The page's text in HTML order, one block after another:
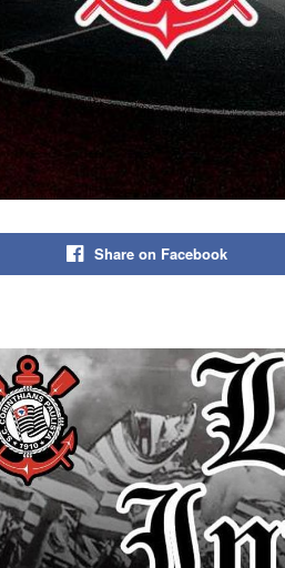
Share on Facebook